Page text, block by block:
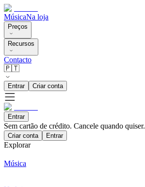
MúsicaNa loja
Preços
Recursos
Contacto
🇵🇹
Entrar Criar conta
Entrar
Sem cartão de crédito. Cancele quando quiser.
Criar conta Entrar
Explorar
Música